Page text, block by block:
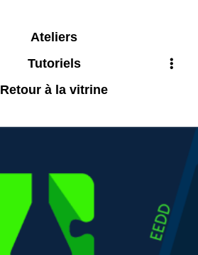
Ateliers
Tutoriels
Retour à la vitrine